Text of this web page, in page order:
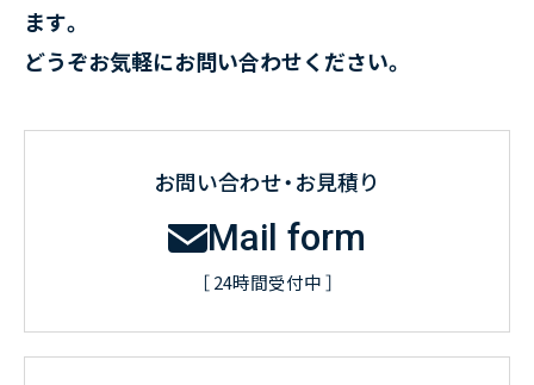
ます。
どうぞお気軽にお問い合わせください。
お問い合わせ・お見積り
Mail form
［ 24時間受付中 ］